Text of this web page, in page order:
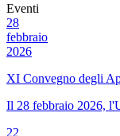
Eventi
28
febbraio
2026
XI Convegno degli
Il 28 febbraio 2026,
22